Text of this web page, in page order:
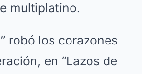
multiplatino.
robó los corazones
en “Lazos de